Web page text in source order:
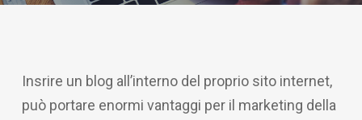
Insrire un blog all’interno del proprio sito internet,
può portare enormi vantaggi per il marketing della